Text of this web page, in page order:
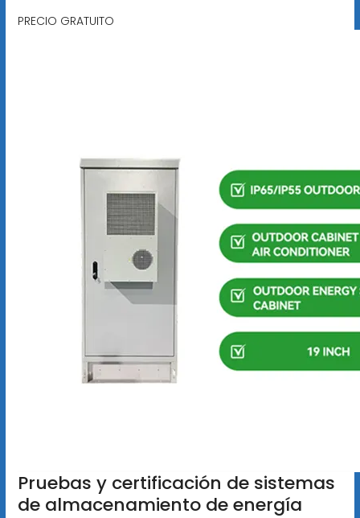
PRECIO GRATUITO
Pruebas y certificación de sistemas
de almacenamiento de energía